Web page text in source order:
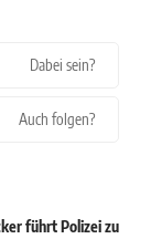
Dabei sein?
Auch folgen?
führt Polizei zu